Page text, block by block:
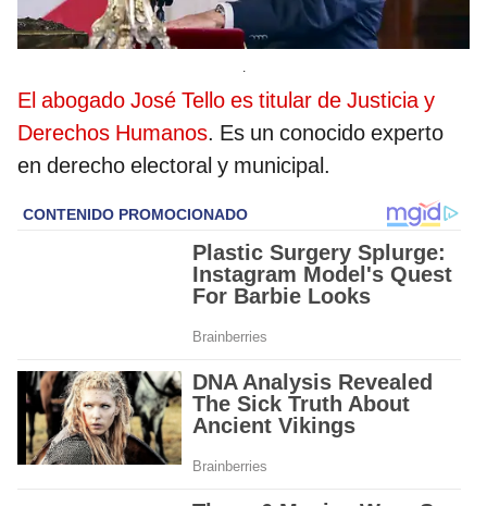
.
El abogado José Tello es titular de Justicia y
Derechos Humanos. Es un conocido experto
en derecho electoral y municipal.